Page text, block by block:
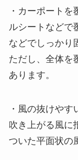
・カーポート
ルシートなどで
などでしっかり
ただし、全体を
あります。
・風の抜けや
吹き上がる風に
ついた平面状の